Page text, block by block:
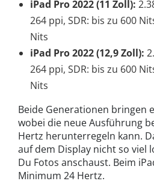
iPad Pro 2022 (11 Zoll):
264 ppi, SDR: bis zu 600
Nits
iPad Pro 2022 (12,9 Zoll):
264 ppi, SDR: bis zu 600
Nits
Beide Generationen bringen
wobei die neue Ausführung
Hertz herunterregeln kann.
auf dem Display nicht so viel
Du Fotos anschaust. Beim
Minimum 24 Hertz.